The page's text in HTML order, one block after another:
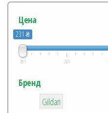
Цена
231 ₴
231 231
Бренд
12
Gildan